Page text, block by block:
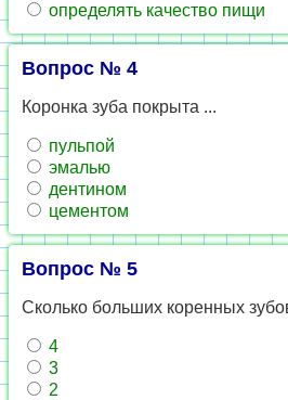
определять качество пищи
Вопрос № 4
Коронка зуба покрыта ...
пульпой
эмалью
дентином
цементом
Вопрос № 5
Сколько больших коренных
4
3
2